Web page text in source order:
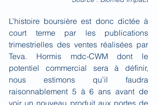
L’histoire boursière est donc dictée à
court terme par les publications
trimestrielles des ventes réalisées par
Teva. Hormis mdc-CWM dont le
potentiel commercial sera à définir,
nous estimons qu’il faudra
raisonnablement 5 à 6 ans avant de
voir un nouveau produit aux portes de